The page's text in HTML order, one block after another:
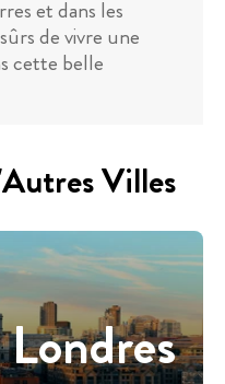
et dans les
de vivre une
cette belle
Villes